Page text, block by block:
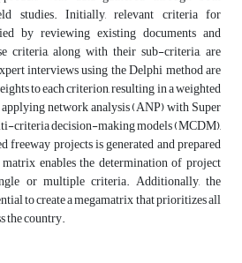
studies. Initially, relevant criteria for
by reviewing existing documents and
criteria, along with their sub-criteria, are
interviews using the Delphi method are
to each criterion, resulting in a weighted
network analysis (ANP) with Super
criteria decision-making models (MCDM),
projects is generated and prepared
enables the determination of project
or multiple criteria. Additionally, the
to create a megamatrix that prioritizes all
the country.